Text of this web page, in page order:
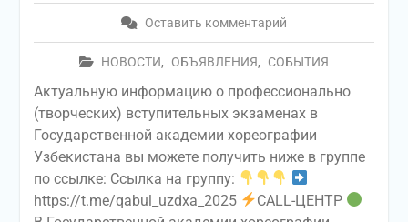
Оставить комментарий
НОВОСТИ, ОБЪЯВЛЕНИЯ, СОБЫТИЯ
Актуальную информацию о профессионально
(творческих) вступительных экзаменах в
Государственной академии хореографии
Узбекистана вы можете получить ниже в группе
по ссылке: Ссылка на группу:
https://t.me/qabul_uzdxa_2025
CALL-ЦЕНТР